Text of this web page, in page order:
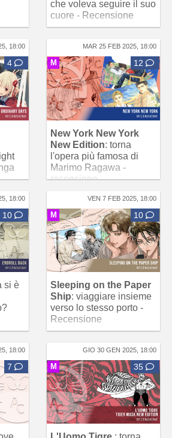
che voleva seguire il suo
cuore - Recensione
18:00
4
MAR 25 FEB 2025, 18:00
M 12
New York New York
New Edition: torna
l'opera più famosa di
Marimo Ragawa -
recensione
18:00
10
si è
VEN 7 FEB 2025, 18:00
M 10
Sleeping on the Paper
Ship: viaggiare insieme
verso lo stesso porto -
Recensione
18:00
7
GIO 30 GEN 2025, 18:00
M 35